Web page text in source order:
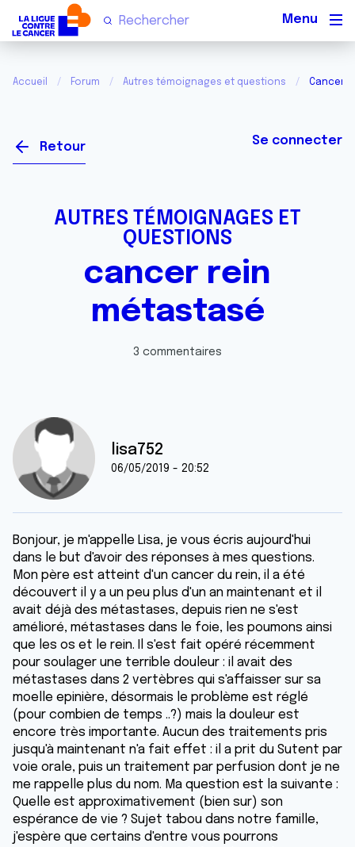
Accueil Forum Autres témoignages et questions Cancer
Retour Se connecter
AUTRES TÉMOIGNAGES ET
QUESTIONS
cancer rein
métastasé
3 commentaires
lisa752
06/05/2019 - 20:52
Bonjour, je m'appelle Lisa, je vous écris aujourd'hui
dans le but d'avoir des réponses à mes questions.
Mon père est atteint d'un cancer du rein, il a été
découvert il y a un peu plus d'un an maintenant et il
avait déjà des métastases, depuis rien ne s'est
amélioré, métastases dans le foie, les poumons ainsi
que les os et le rein. Il s'est fait opéré récemment
pour soulager une terrible douleur : il avait des
métastases dans 2 vertèbres qui s'affaisser sur sa
moelle epinière, désormais le problème est réglé
(pour combien de temps ..?) mais la douleur est
encore très importante. Aucun des traitements pris
jusqu'à maintenant n'a fait effet : il a prit du Sutent par
voie orale, puis un traitement par perfusion dont je ne
me rappelle plus du nom. Ma question est la suivante :
Quelle est approximativement (bien sur) son
espérance de vie ? Sujet tabou dans notre famille,
j'espère que certains d'entre vous pourrons